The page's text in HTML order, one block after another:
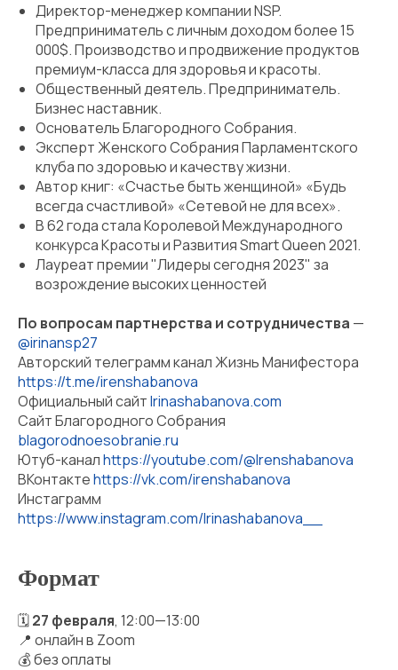
Директор-менеджер компании NSP.
Предприниматель с личным доходом более 15
000$. Производство и продвижение продуктов
премиум-класса для здоровья и красоты.
Общественный деятель. Предприниматель.
Бизнес наставник.
Основатель Благородного Собрания.
Эксперт Женского Собрания Парламентского
клуба по здоровью и качеству жизни.
Автор книг: «Счастье быть женщиной» «Будь
всегда счастливой» «Сетевой не для всех».
В 62 года стала Королевой Международного
конкурса Красоты и Развития Smart Queen 2021.
Лауреат премии "Лидеры сегодня 2023" за
возрождение высоких ценностей
По вопросам партнерства и сотрудничества —
@irinansp27
Авторский телеграмм канал Жизнь Манифестора
https://t.me/irenshabanova
Официальный сайтIrinashabanova.com
Сайт Благородного Собрания
blagorodnoesobranie.ru
Ютуб-каналhttps://youtube.com/@Irenshabanova
ВКонтактеhttps://vk.com/irenshabanova
Инстаграмм
https://www.instagram.com/Irinashabanova__
Формат
🗓27 февраля, 12:00—13:00
📍 онлайн в Zoom
💰 без оплаты